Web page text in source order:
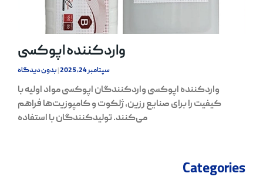
واردکننده اپوکسی
سپتامبر 24, 2025 بدون دیدگاه
واردکننده اپوکسی واردکنندگان اپوکسی مواد اولیه با
کیفیت را برای صنایع رزین، ژلکوت و کامپوزیت‌ها فراهم
می‌کنند. تولیدکنندگان با استفاده
Categories